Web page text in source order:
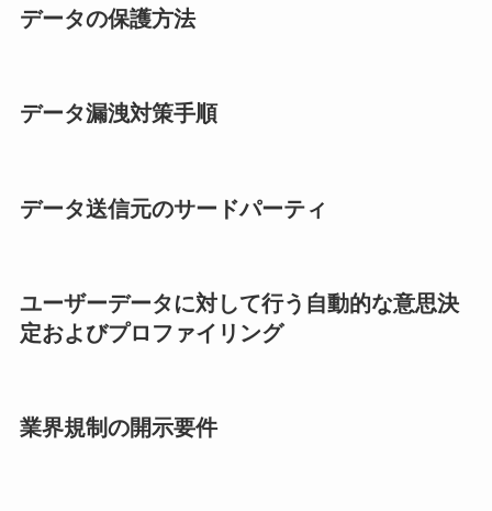
データの保護方法
データ漏洩対策手順
データ送信元のサードパーティ
ユーザーデータに対して行う自動的な意思決
定およびプロファイリング
業界規制の開示要件